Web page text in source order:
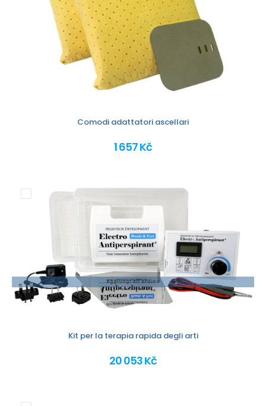
Comodi adattatori ascellari
1 657 Kč
Aggiungi all'ordine
Kit per la terapia rapida degli arti
20 053 Kč